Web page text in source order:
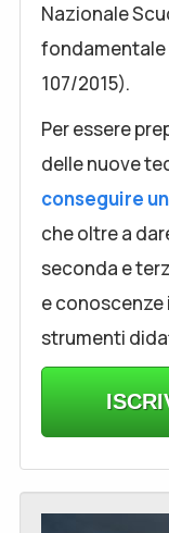
Nazionale
fondamentale
107/2015).
Per essere
delle nuove
conseguire
che oltre a
seconda e
e conoscenze
strumenti